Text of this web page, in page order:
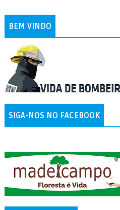
BEM VINDO
SIGA-NOS NO FACEBOOK